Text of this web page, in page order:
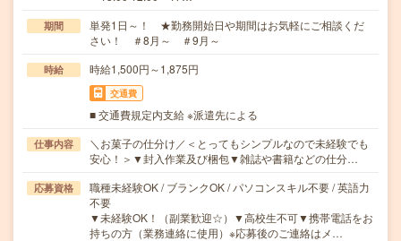
期間
単発1日～！ ★勤務開始日や期間はお気軽にご相談くだ
さい！ ＃8月～ ＃9月～
時給 時給1,500円～1,875円
交通費
■ 交通費規定内支給 ※派遣先による
仕事内容
＼お菓子の仕分け／＜とってもシンプルなので未経験でも
安心！＞▼封入作業及び梱包▼雑誌や書籍などの仕分…
応募資格
職種未経験OK / ブランクOK / パソコンスキル不要 / 英語力
不要
▼未経験OK！（副業歓迎☆）▼高校生不可▼携帯電話をお
持ちの方（業務連絡に使用）※応募後のご連絡はメ…